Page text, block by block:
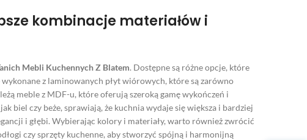
kombinacje materiałów i
Mebli Kuchennych Z Blatem. Dostępne są różne opcje, które
z laminowanych płyt wiórowych, które są zarówno
meble z MDF-u, które oferują szeroką gamę wykończeń i
biel czy beże, sprawiają, że kuchnia wydaje się większa i bardziej
i głębi. Wybierając kolory i materiały, warto również zwrócić
czy sprzęty kuchenne, aby stworzyć spójną i harmonijną